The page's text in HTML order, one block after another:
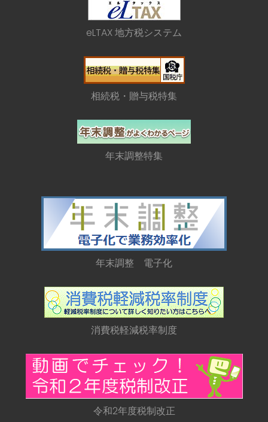
eLTAX 地方税システム
相続税・贈与税特集
年末調整特集
年末調整 電子化
消費税軽減税率制度
令和2年度税制改正